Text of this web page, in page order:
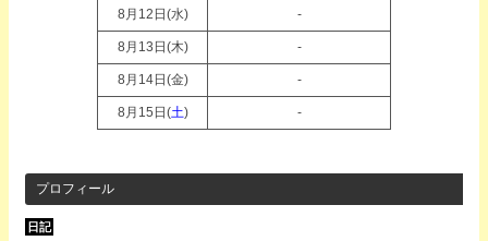
8月12日(水) -
8月13日(木) -
8月14日(金) -
8月15日(土) -
プロフィール
日記